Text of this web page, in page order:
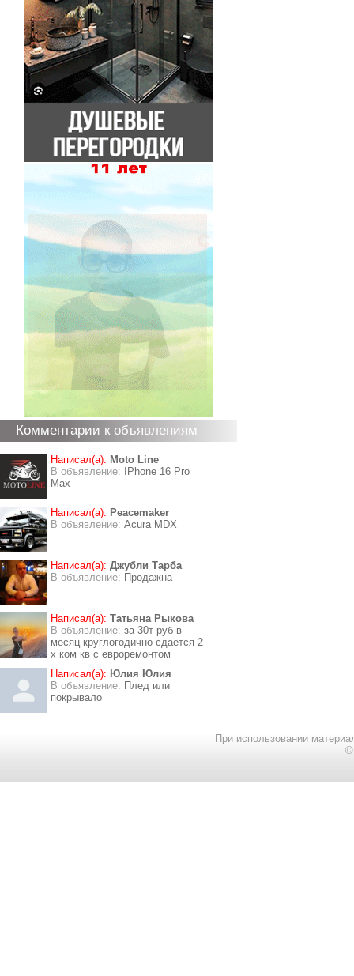
Комментарии к объявлениям
Написал(а): Moto Line
В объявление:
IPhone 16 Pro
Max
Написал(а): Peacemaker
В объявление: Acura MDX
Написал(а): Джубли Тарба
В объявление: Продажна
Написал(а): Татьяна Рыкова
В объявление: за 30т руб в
месяц круглогодично сдается 2-
х ком кв с евроремонтом
Написал(а): Юлия Юлия
В объявление: Плед или
покрывало
При использовании